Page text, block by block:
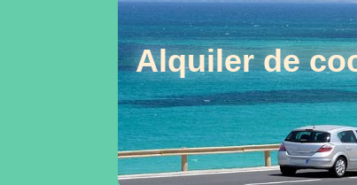
Alquiler de